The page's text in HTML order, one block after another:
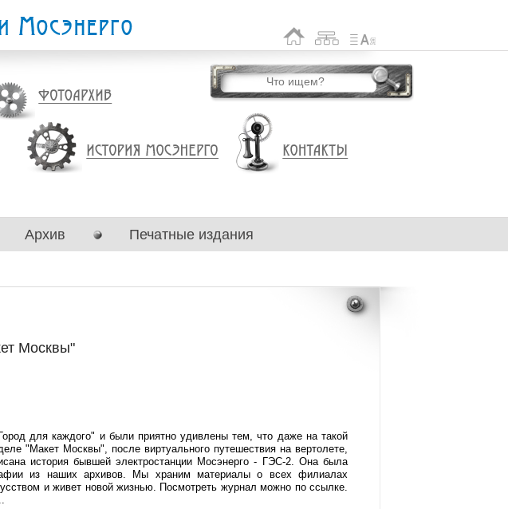
Архив Печатные издания
Москвы"
для каждого" и были приятно удивлены тем, что даже на такой
"Макет Москвы", после виртуального путешествия на вертолете,
история бывшей электростанции Мосэнерго - ГЭС-2. Она была
из наших архивов. Мы храним материалы о всех филиалах
и живет новой жизнью. Посмотреть журнал можно по ссылке.